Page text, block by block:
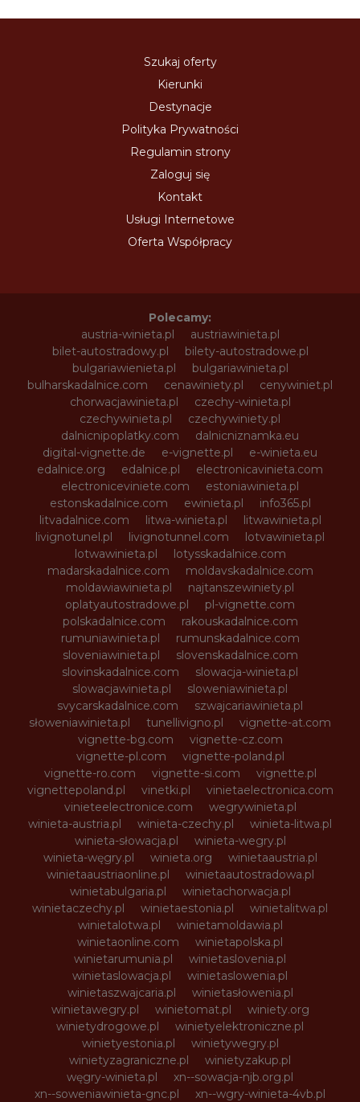
Szukaj oferty
Kierunki
Destynacje
Polityka Prywatności
Regulamin strony
Zaloguj się
Kontakt
Usługi Internetowe
Oferta Współpracy
Polecamy:
austria-winieta.pl
austriawinieta.pl
bilet-autostradowy.pl
bilety-autostradowe.pl
bulgariawienieta.pl
bulgariawinieta.pl
bulharskadalnice.com
cenawiniety.pl
cenywiniet.pl
chorwacjawinieta.pl
czechy-winieta.pl
czechywinieta.pl
czechywiniety.pl
dalnicnipoplatky.com
dalnicniznamka.eu
digital-vignette.de
e-vignette.pl
e-winieta.eu
edalnice.org
edalnice.pl
electronicavinieta.com
electroniceviniete.com
estoniawinieta.pl
estonskadalnice.com
ewinieta.pl
info365.pl
litvadalnice.com
litwa-winieta.pl
litwawinieta.pl
livignotunel.pl
livignotunnel.com
lotvawinieta.pl
lotwawinieta.pl
lotysskadalnice.com
madarskadalnice.com
moldavskadalnice.com
moldawiawinieta.pl
najtanszewiniety.pl
oplatyautostradowe.pl
pl-vignette.com
polskadalnice.com
rakouskadalnice.com
rumuniawinieta.pl
rumunskadalnice.com
sloveniawinieta.pl
slovenskadalnice.com
slovinskadalnice.com
slowacja-winieta.pl
slowacjawinieta.pl
sloweniawinieta.pl
svycarskadalnice.com
szwajcariawinieta.pl
słoweniawinieta.pl
tunellivigno.pl
vignette-at.com
vignette-bg.com
vignette-cz.com
vignette-pl.com
vignette-poland.pl
vignette-ro.com
vignette-si.com
vignette.pl
vignettepoland.pl
vinetki.pl
vinietaelectronica.com
vinieteelectronice.com
wegrywinieta.pl
winieta-austria.pl
winieta-czechy.pl
winieta-litwa.pl
winieta-słowacja.pl
winieta-wegry.pl
winieta-węgry.pl
winieta.org
winietaaustria.pl
winietaaustriaonline.pl
winietaautostradowa.pl
winietabulgaria.pl
winietachorwacja.pl
winietaczechy.pl
winietaestonia.pl
winietalitwa.pl
winietalotwa.pl
winietamoldawia.pl
winietaonline.com
winietapolska.pl
winietarumunia.pl
winietaslovenia.pl
winietaslowacja.pl
winietaslowenia.pl
winietaszwajcaria.pl
winietasłowenia.pl
winietawegry.pl
winietomat.pl
winiety.org
winietydrogowe.pl
winietyelektroniczne.pl
winietyestonia.pl
winietywegry.pl
winietyzagraniczne.pl
winietyzakup.pl
węgry-winieta.pl
xn--sowacja-njb.org.pl
xn--soweniawinieta-gnc.pl
xn--wgry-winieta-4vb.pl